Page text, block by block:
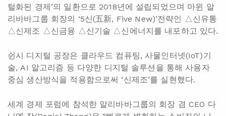
털화된 경제’의 일환으로 2018년에 설립되었으며 마윈 알
리바바그룹 회장의 ‘5신(五新, Five New)’전략인 △신유통
△신제조 △신금융 △신기술 △신에너지를 내포하고 있다.
쉰시 디지털 공장은 클라우드 컴퓨팅, 사물인터넷(IoT)기
술, AI 알고리즘 등 다양한 디지털 솔루션을 통해 사용자
중심 생산방식을 적용함으로써 ‘신제조’를 실현했다.
세계 경제 포럼에 참석한 알리바바그룹의 회장 겸 CEO 다